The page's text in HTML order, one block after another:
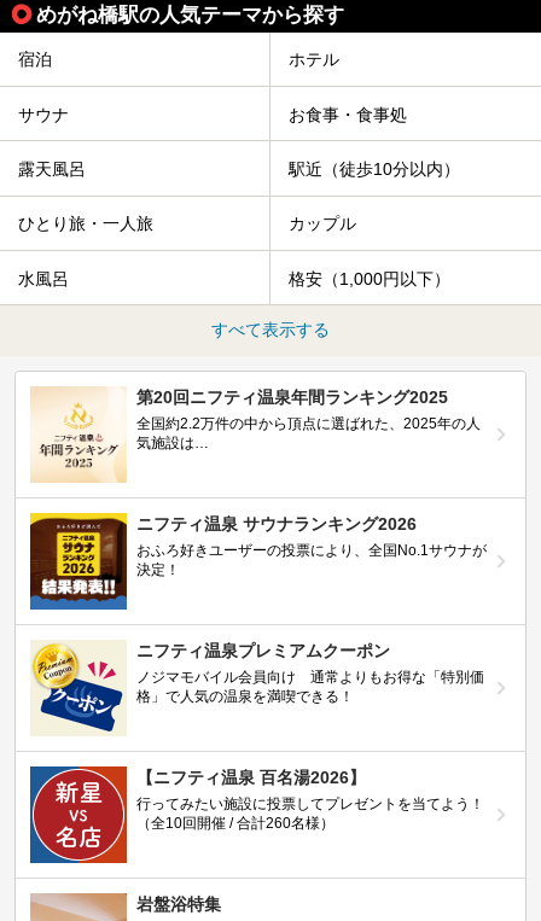
めがね橋駅の人気テーマから探す
宿泊 ホテル
サウナ お食事・食事処
露天風呂 駅近（徒歩10分以内）
ひとり旅・一人旅 カップル
水風呂 格安（1,000円以下）
すべて表示する
第20回ニフティ温泉年間ランキング2025
全国約2.2万件の中から頂点に選ばれた、2025年の人
気施設は…
ニフティ温泉 サウナランキング2026
おふろ好きユーザーの投票により、全国No.1サウナが
決定！
ニフティ温泉プレミアムクーポン
ノジマモバイル会員向け 通常よりもお得な「特別価
格」で人気の温泉を満喫できる！
【ニフティ温泉 百名湯2026】
行ってみたい施設に投票してプレゼントを当てよう！
（全10回開催 / 合計260名様）
岩盤浴特集